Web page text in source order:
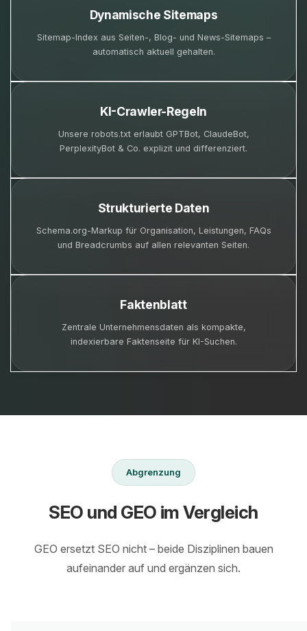
Dynamische Sitemaps
Sitemap-Index aus Seiten-, Blog- und News-Sitemaps –
automatisch aktuell gehalten.
KI-Crawler-Regeln
Unsere robots.txt erlaubt GPTBot, ClaudeBot,
PerplexityBot & Co. explizit und differenziert.
Strukturierte Daten
Schema.org-Markup für Organisation, Leistungen, FAQs
und Breadcrumbs auf allen relevanten Seiten.
Faktenblatt
Zentrale Unternehmensdaten als kompakte,
indexierbare Faktenseite für KI-Suchen.
Abgrenzung
SEO und GEO im Vergleich
GEO ersetzt SEO nicht – beide Disziplinen bauen
aufeinander auf und ergänzen sich.